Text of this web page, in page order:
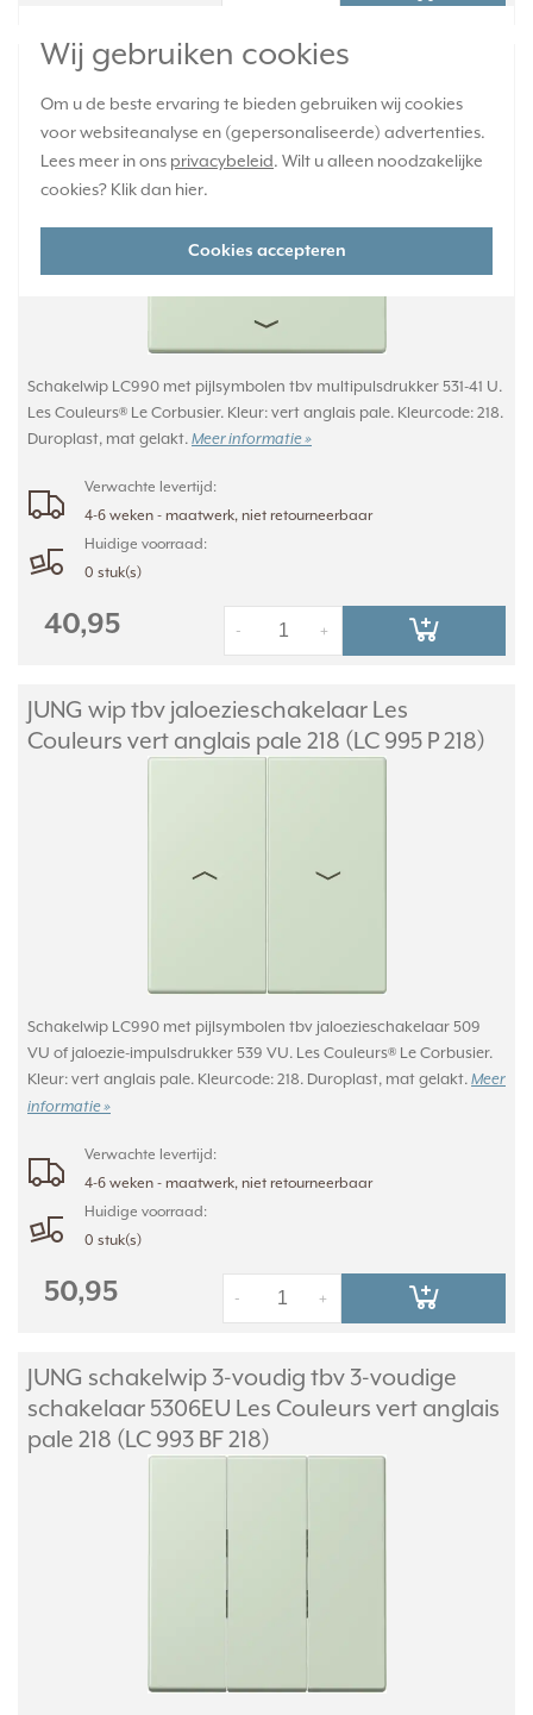
Wij gebruiken cookies
Om u de beste ervaring te bieden gebruiken wij cookies
voor websiteanalyse en (gepersonaliseerde) advertenties.
Lees meer in ons privacybeleid. Wilt u alleen noodzakelijke
cookies? Klik dan hier.
Cookies accepteren
JUNG schakelwip met pijlsymbolen Les
Couleurs vert anglais pale 218 (LC 990 P 218)
Schakelwip LC990 met pijlsymbolen tbv multipulsdrukker 531-41 U.
Les Couleurs® Le Corbusier. Kleur: vert anglais pale. Kleurcode: 218.
Duroplast, mat gelakt. Meer informatie »
Verwachte levertijd:
4-6 weken - maatwerk, niet retourneerbaar
Huidige voorraad:
0 stuk(s)
40,95 +
-
JUNG wip tbv jaloezieschakelaar Les
Couleurs vert anglais pale 218 (LC 995 P 218)
Schakelwip LC990 met pijlsymbolen tbv jaloezieschakelaar 509
VU of jaloezie-impulsdrukker 539 VU. Les Couleurs® Le Corbusier.
Kleur: vert anglais pale. Kleurcode: 218. Duroplast, mat gelakt. Meer
informatie »
Verwachte levertijd:
4-6 weken - maatwerk, niet retourneerbaar
Huidige voorraad:
0 stuk(s)
50,95 +
-
JUNG schakelwip 3-voudig tbv 3-voudige
schakelaar 5306EU Les Couleurs vert anglais
pale 218 (LC 993 BF 218)